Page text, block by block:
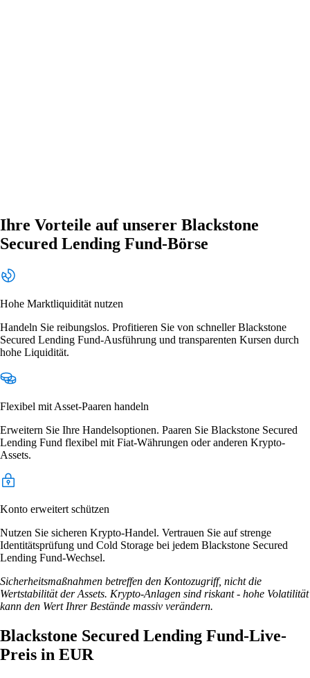
Ihre Vorteile auf unserer Blackstone
Secured Lending Fund-Börse
Hohe Marktliquidität nutzen
Handeln Sie reibungslos. Profitieren Sie von schneller Blackstone
Secured Lending Fund-Ausführung und transparenten Kursen durch
hohe Liquidität.
Flexibel mit Asset-Paaren handeln
Erweitern Sie Ihre Handelsoptionen. Paaren Sie Blackstone Secured
Lending Fund flexibel mit Fiat-Währungen oder anderen Krypto-
Assets.
Konto erweitert schützen
Nutzen Sie sicheren Krypto-Handel. Vertrauen Sie auf strenge
Identitätsprüfung und Cold Storage bei jedem Blackstone Secured
Lending Fund-Wechsel.
Sicherheitsmaßnahmen betreffen den Kontozugriff, nicht die
Wertstabilität der Assets. Krypto-Anlagen sind riskant - hohe Volatilität
kann den Wert Ihrer Bestände massiv verändern.
Blackstone Secured Lending Fund-Live-
Preis in EUR